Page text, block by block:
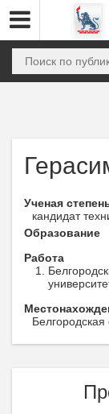
Ученая
кандидат
Образование
Работа
Белгородская